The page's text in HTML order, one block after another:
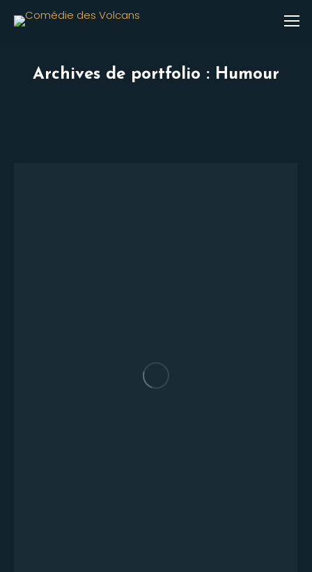
Archives de portfolio : Humour